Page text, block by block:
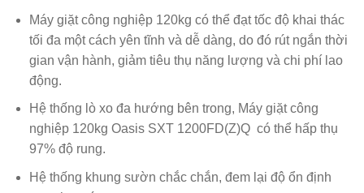
Máy giặt công nghiệp 120kg có thể đạt tốc độ khai thác
tối đa một cách yên tĩnh và dễ dàng, do đó rút ngắn thời
gian vận hành, giảm tiêu thụ năng lượng và chi phí lao
động.
Hệ thống lò xo đa hướng bên trong, Máy giặt công
nghiệp 120kg Oasis SXT 1200FD(Z)Q có thể hấp thụ
97% độ rung.
Hệ thống khung sườn chắc chắn, đem lại độ ổn định